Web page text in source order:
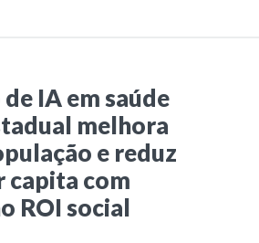
IA em saúde
melhora
e reduz
capita com
ROI social